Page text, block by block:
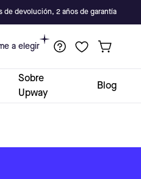
de devolución, 2 años de garantía
a elegir
Sobre
Upway
Blog